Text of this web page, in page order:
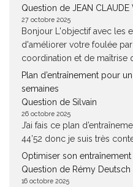
Question de JEAN CLAUDE
27 octobre 2025
Bonjour L'objectif avec les
d'améliorer votre foulée
coordination et de maîtrise
Plan d’entraînement pour
semaines
Question de Silvain
26 octobre 2025
J’ai fais ce plan
44’52 donc je suis très
Optimiser son
Question de Rémy Deutsch
16 octobre 2025